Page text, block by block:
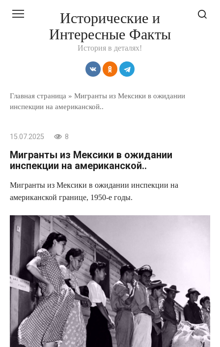
Исторические и
Интересные Факты
История в деталях!
Главная страница » Мигранты из Мексики в ожидании
инспекции на американской..
15.07.2025 8
Мигранты из Мексики в ожидании
инспекции на американской..
Мигранты из Мексики в ожидании инспекции на
американской границе, 1950-е годы.